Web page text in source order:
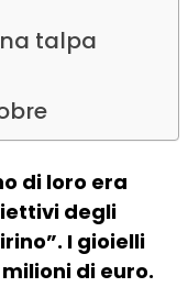
talpa
di loro era
degli
I gioielli
di euro.